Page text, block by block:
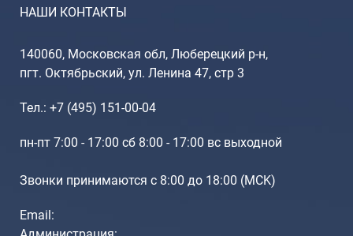
Сумки поясные
Сумки пляжные
Сумки для ноутбуков
Сумки-тележки хозяйственные
НАШИ КОНТАКТЫ
140060, Московская обл, Люберецкий р-н,
пгт. Октябрьский, ул. Ленина 47, стр 3
Тел.: +7 (495) 151-00-04
пн-пт 7:00 - 17:00 сб 8:00 - 17:00 вс выходной
Звонки принимаются с 8:00 до 18:00 (МCK)
Email: